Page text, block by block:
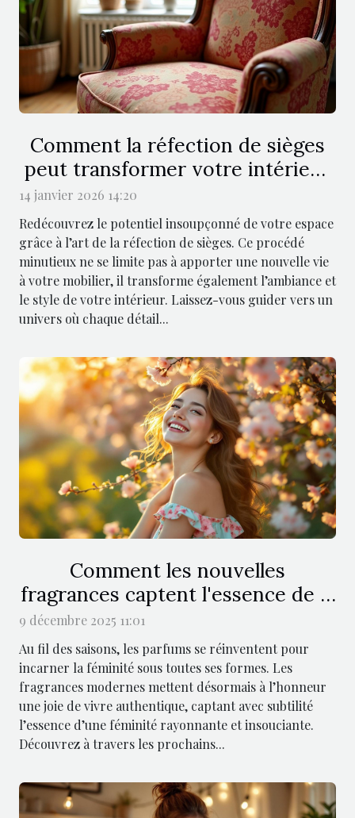
Comment la réfection de sièges
peut transformer votre intérieur
14 janvier 2026 14:20
Redécouvrez le potentiel insoupçonné de votre espace
grâce à l’art de la réfection de sièges. Ce procédé
minutieux ne se limite pas à apporter une nouvelle vie
à votre mobilier, il transforme également l’ambiance et
le style de votre intérieur. Laissez-vous guider vers un
univers où chaque détail...
Comment les nouvelles
fragrances captent l'essence de la
féminité joviale ?
9 décembre 2025 11:01
Au fil des saisons, les parfums se réinventent pour
incarner la féminité sous toutes ses formes. Les
fragrances modernes mettent désormais à l’honneur
une joie de vivre authentique, captant avec subtilité
l’essence d’une féminité rayonnante et insouciante.
Découvrez à travers les prochains...